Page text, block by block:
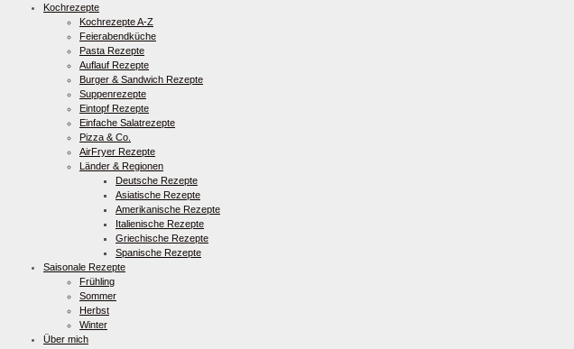
Kochrezepte
Kochrezepte A-Z
Feierabendküche
Pasta Rezepte
Auflauf Rezepte
Burger & Sandwich Rezepte
Suppenrezepte
Eintopf Rezepte
Einfache Salatrezepte
Pizza & Co.
AirFryer Rezepte
Länder & Regionen
Deutsche Rezepte
Asiatische Rezepte
Amerikanische Rezepte
Italienische Rezepte
Griechische Rezepte
Spanische Rezepte
Saisonale Rezepte
Frühling
Sommer
Herbst
Winter
Über mich